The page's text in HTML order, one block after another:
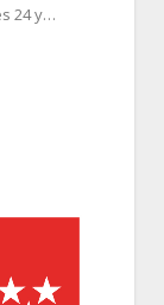
24 y…